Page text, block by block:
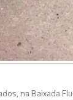
na Baixada